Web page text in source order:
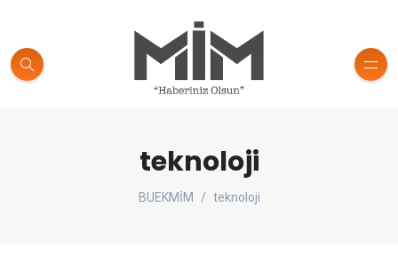
teknoloji
BUEKMİM teknoloji